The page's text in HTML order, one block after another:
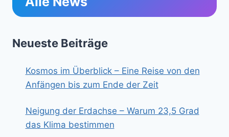
Neueste Beiträge
Kosmos im Überblick – Eine Reise von den
Anfängen bis zum Ende der Zeit
Neigung der Erdachse – Warum 23,5 Grad
das Klima bestimmen